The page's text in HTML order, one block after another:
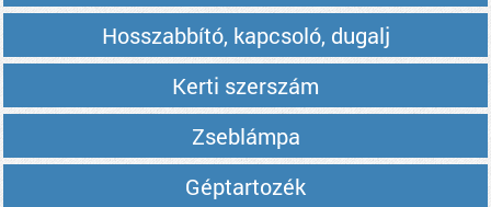
Hosszabbító, kapcsoló, dugalj
Kerti szerszám
Zseblámpa
Géptartozék